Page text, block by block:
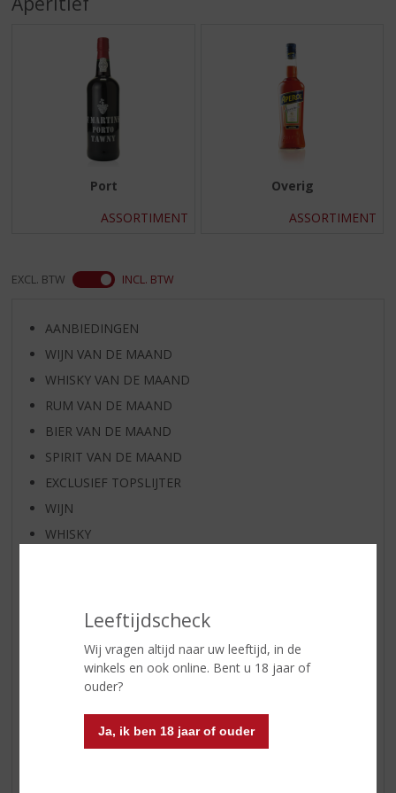
i
Leeftijdscheck
Wij vragen altijd naar uw leeftijd, in de
winkels en ook online. Bent u 18 jaar of
ouder?
Ja, ik ben 18 jaar of ouder
Port
ASSORTIMENT
Overig
ASSORTIMENT
EXCL. BTW INCL. BTW
AANBIEDINGEN
WIJN VAN DE MAAND
WHISKY VAN DE MAAND
RUM VAN DE MAAND
BIER VAN DE MAAND
SPIRIT VAN DE MAAND
EXCLUSIEF TOPSLIJTER
WIJN
WHISKY
GEDISTILLEERD OVERIG
KANT EN KLAAR
FRISDRANK
GLASWERK
GESCHENKVERPAKKING